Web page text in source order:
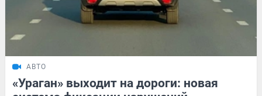
АВТО
«Ураган» выходит на дороги: новая